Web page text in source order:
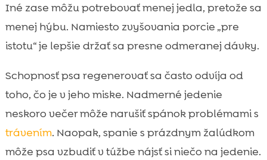
Iné zase môžu potrebovať menej jedla, pretože sa
menej hýbu. Namiesto zvyšovania porcie „pre
istotu“ je lepšie držať sa presne odmeranej dávky.
Schopnosť psa regenerovať sa často odvíja od
toho, čo je v jeho miske. Nadmerné jedenie
neskoro večer môže narušiť spánok problémami s
trávením. Naopak, spanie s prázdnym žalúdkom
môže psa vzbudiť v túžbe nájsť si niečo na jedenie.